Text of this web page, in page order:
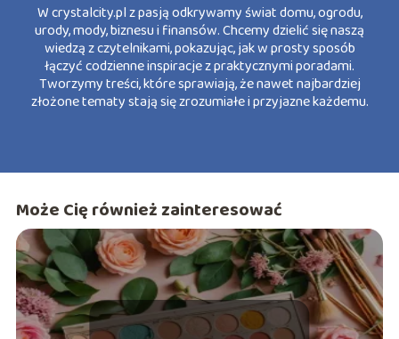
W crystalcity.pl z pasją odkrywamy świat domu, ogrodu,
urody, mody, biznesu i finansów. Chcemy dzielić się naszą
wiedzą z czytelnikami, pokazując, jak w prosty sposób
łączyć codzienne inspiracje z praktycznymi poradami.
Tworzymy treści, które sprawiają, że nawet najbardziej
złożone tematy stają się zrozumiałe i przyjazne każdemu.
Może Cię również zainteresować